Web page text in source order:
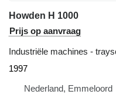
Howden H 1000
Prijs op aanvraag
Industriële machines -
1997
Nederland, Emmeloord